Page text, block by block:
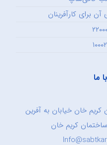
برای کارآفرینان
ما
کریم خان خیابان به آفرین